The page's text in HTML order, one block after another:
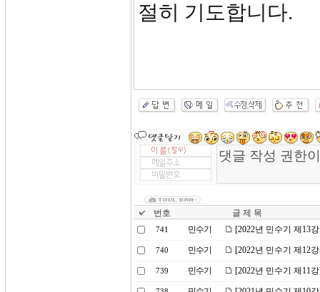
절히 기도합니다.
번호 글 제 목
741 민수기 [2022년 민수기 제13
740 민수기 [2022년 민수기 제12
739 민수기 [2022년 민수기 제11